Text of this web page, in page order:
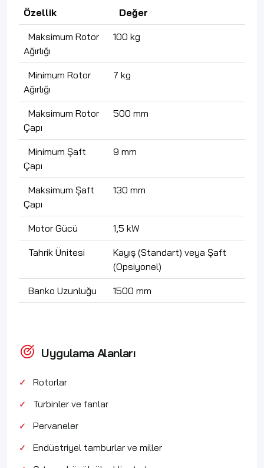
Özellik Değer
Maksimum Rotor
Ağırlığı
100 kg
Minimum Rotor
Ağırlığı
7 kg
Maksimum Rotor
Çapı
500 mm
Minimum Şaft
Çapı
9 mm
Maksimum Şaft
Çapı
130 mm
Motor Gücü 1,5 kW
Tahrik Ünitesi
Kayış (Standart) veya Şaft
(Opsiyonel)
Banko Uzunluğu 1500 mm
Uygulama Alanları
Rotorlar
Türbinler ve fanlar
Pervaneler
Endüstriyel tamburlar ve miller